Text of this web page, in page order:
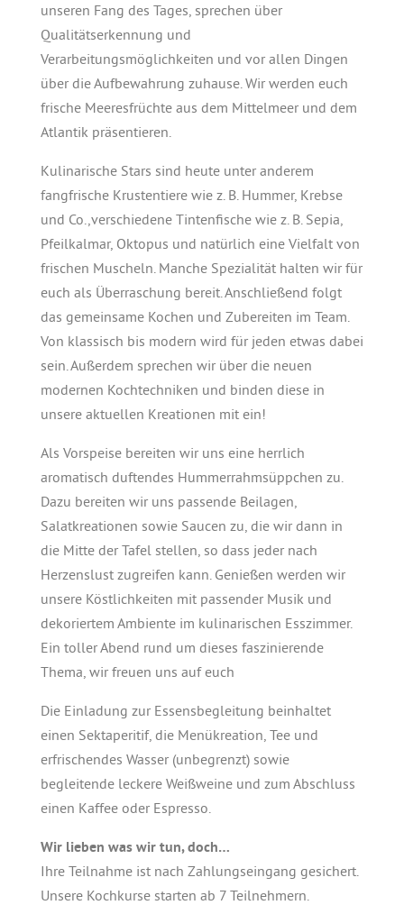
unseren Fang des Tages, sprechen über
Qualitätserkennung und
Verarbeitungsmöglichkeiten und vor allen Dingen
über die Aufbewahrung zuhause. Wir werden euch
frische Meeresfrüchte aus dem Mittelmeer und dem
Atlantik präsentieren.
Kulinarische Stars sind heute unter anderem
fangfrische Krustentiere wie z. B. Hummer, Krebse
und Co.,verschiedene Tintenfische wie z. B. Sepia,
Pfeilkalmar, Oktopus und natürlich eine Vielfalt von
frischen Muscheln. Manche Spezialität halten wir für
euch als Überraschung bereit. Anschließend folgt
das gemeinsame Kochen und Zubereiten im Team.
Von klassisch bis modern wird für jeden etwas dabei
sein. Außerdem sprechen wir über die neuen
modernen Kochtechniken und binden diese in
unsere aktuellen Kreationen mit ein!
Als Vorspeise bereiten wir uns eine herrlich
aromatisch duftendes Hummerrahmsüppchen zu.
Dazu bereiten wir uns passende Beilagen,
Salatkreationen sowie Saucen zu, die wir dann in
die Mitte der Tafel stellen, so dass jeder nach
Herzenslust zugreifen kann. Genießen werden wir
unsere Köstlichkeiten mit passender Musik und
dekoriertem Ambiente im kulinarischen Esszimmer.
Ein toller Abend rund um dieses faszinierende
Thema, wir freuen uns auf euch
Die Einladung zur Essensbegleitung beinhaltet
einen Sektaperitif, die Menükreation, Tee und
erfrischendes Wasser (unbegrenzt) sowie
begleitende leckere Weißweine und zum Abschluss
einen Kaffee oder Espresso.
Wir lieben was wir tun, doch…
Ihre Teilnahme ist nach Zahlungseingang gesichert.
Unsere Kochkurse starten ab 7 Teilnehmern.